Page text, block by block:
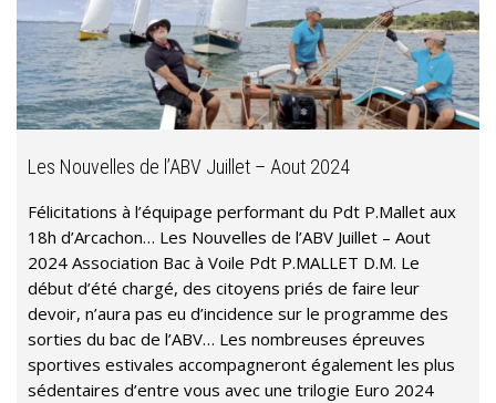
Les Nouvelles de l’ABV Juillet – Aout 2024
Félicitations à l’équipage performant du Pdt P.Mallet aux
18h d’Arcachon… Les Nouvelles de l’ABV Juillet – Aout
2024 Association Bac à Voile Pdt P.MALLET D.M. Le
début d’été chargé, des citoyens priés de faire leur
devoir, n’aura pas eu d’incidence sur le programme des
sorties du bac de l’ABV… Les nombreuses épreuves
sportives estivales accompagneront également les plus
sédentaires d’entre vous avec une trilogie Euro 2024